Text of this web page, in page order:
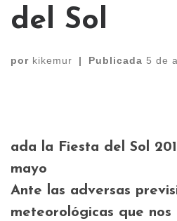
del Sol
por kikemur | Publicada 5 de
ada la Fiesta del Sol
mayo
Ante las adversas
meteorológicas que nos